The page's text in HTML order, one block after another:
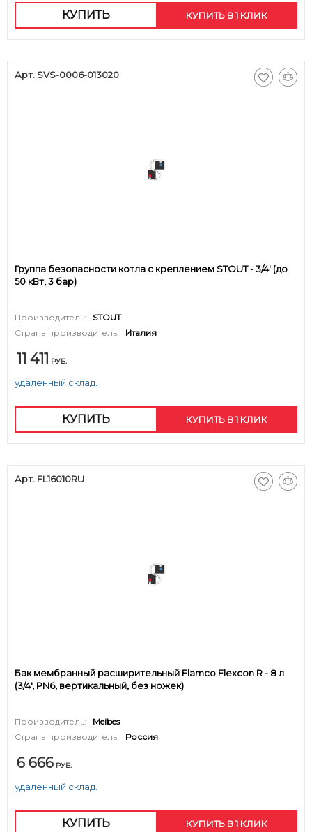
КУПИТЬ КУПИТЬ В 1 КЛИК
Арт. SVS-0006-013020
Группа безопасности котла с креплением STOUT - 3/4' (до
50 кВт, 3 бар)
Производитель:
STOUT
Страна производитель:
Италия
11 411 РУБ.
удаленный склад.
КУПИТЬ КУПИТЬ В 1 КЛИК
Арт. FL16010RU
Бак мембранный расширительный Flamco Flexcon R - 8 л
(3/4', PN6, вертикальный, без ножек)
Производитель:
Meibes
Страна производитель:
Россия
6 666 РУБ.
удаленный склад.
КУПИТЬ КУПИТЬ В 1 КЛИК